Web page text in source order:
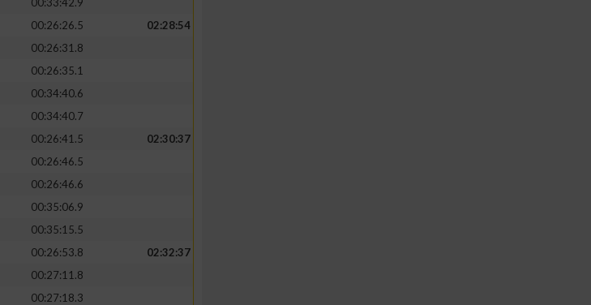
00:26:26.5
02:28:54
00:26:31.8
00:26:35.1
00:34:40.6
00:34:40.7
00:26:41.5
02:30:37
00:26:46.5
00:26:46.6
00:35:06.9
00:35:15.5
00:26:53.8
02:32:37
00:27:11.8
00:27:18.3